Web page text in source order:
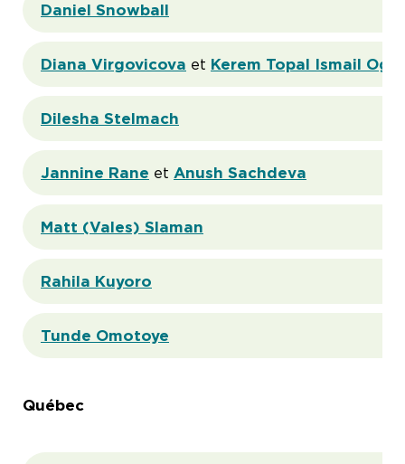
Daniel Snowball
Diana Virgovicova et Kerem Topal Ismail
Dilesha Stelmach
Jannine Rane et Anush Sachdeva
Matt (Vales) Slaman
Rahila Kuyoro
Tunde Omotoye
Québec